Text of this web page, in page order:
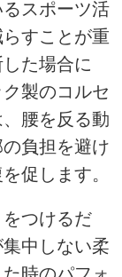
スポーツ活
すことが重
た場合に
製のコルセ
腰を反る動
負担を避け
促します。
つけるだ
中しない柔